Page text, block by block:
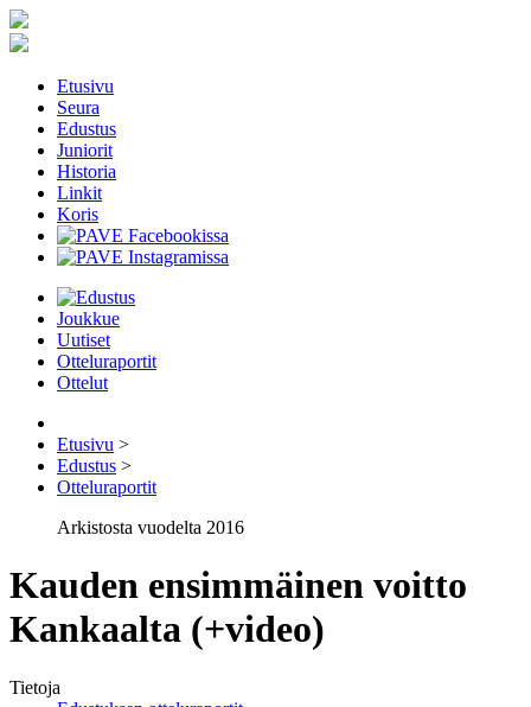
Etusivu
Seura
Edustus
Juniorit
Historia
Linkit
Koris
Joukkue
Uutiset
Otteluraportit
Ottelut
Etusivu >
Edustus >
Otteluraportit
Arkistosta vuodelta 2016
Kauden ensimmäinen voitto
Kankaalta (+video)
Tietoja